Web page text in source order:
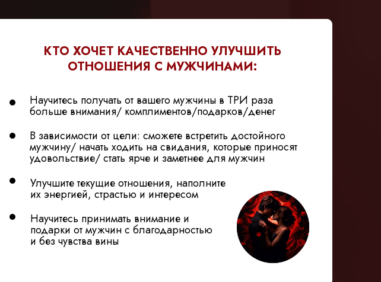
КТО ХОЧЕТ КАЧЕСТВЕННО УЛУЧШИТЬ
ОТНОШЕНИЯ С МУЖЧИНАМИ:
Научитесь получать от вашего мужчины в ТРИ раза
больше внимания/ комплиментов/подарков/денег
В зависимости от цели: сможете встретить достойного
мужчину/ начать ходить на свидания, которые приносят
удовольствие/ стать ярче и заметнее для мужчин
Улучшите текущие отношения, наполните
их энергией, страстью и интересом
Научитесь принимать внимание и
подарки от мужчин с благодарностью
и без чувства вины